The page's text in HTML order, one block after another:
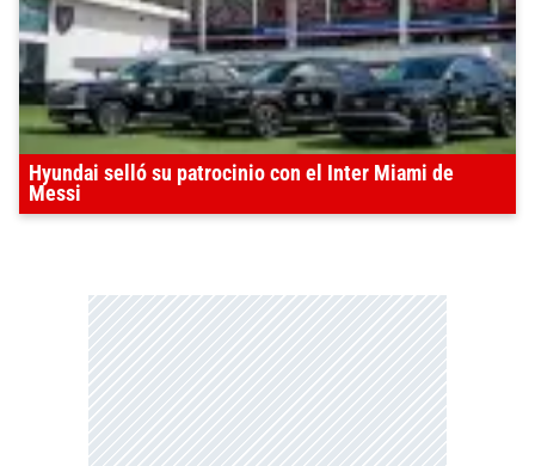
Hyundai selló su patrocinio con el Inter Miami de
Messi